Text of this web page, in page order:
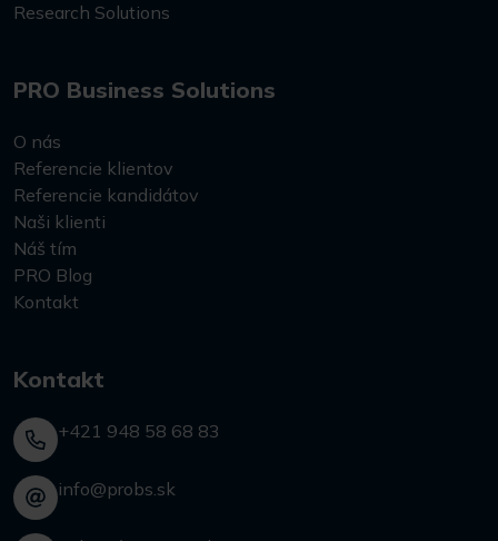
Research Solutions
PRO Business Solutions
O nás
Referencie klientov
Referencie kandidátov
Naši klienti
Náš tím
PRO Blog
Kontakt
Kontakt
+421 948 58 68 83
info@probs.sk